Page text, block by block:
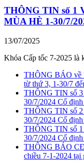
THÔNG TIN số 1
MÙA HÈ 1-30/7/
13/07/2025
Khóa Cấp tốc 7-2025 là
THÔNG BÁO về
từ thứ 3, 1-30/7
THÔNG TIN số
30/7/2024 Cố
THÔNG TIN số
30/7/2024 Cố
THÔNG TIN số
30/7/2024 Cố
THÔNG BÁO
chiều 7-1-2024